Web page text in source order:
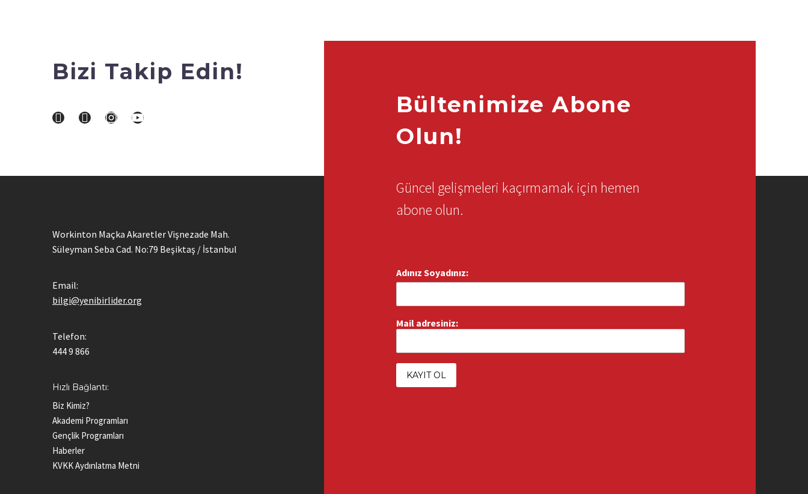
Bizi Takip Edin!
Workinton Maçka Akaretler Vişnezade Mah.
Süleyman Seba Cad. No:79 Beşiktaş / İstanbul
Email:
bilgi@yenibirlider.org
Telefon:
444 9 866
Hızlı Bağlantı:
Biz Kimiz?
Akademi Programları
Gençlik Programları
Haberler
KVKK Aydınlatma Metni
Bültenimize Abone
Olun!
Güncel gelişmeleri kaçırmamak için hemen
abone olun.
Adınız Soyadınız:
Mail adresiniz: